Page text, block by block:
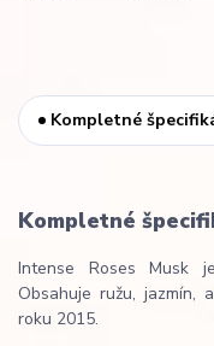
Kompletné
Kompletné
Intense Roses Musk
Obsahuje ružu, jazmín,
roku 2015.